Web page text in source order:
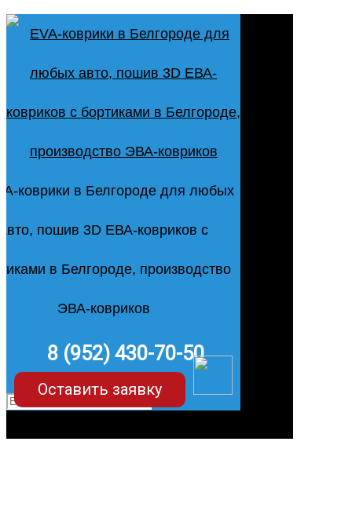
8 (952) 430-70-50
Оставить заявку